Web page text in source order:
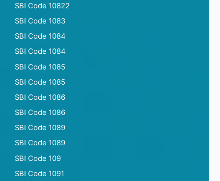
SBI Code 10822
SBI Code 1083
SBI Code 1084
SBI Code 1084
SBI Code 1085
SBI Code 1085
SBI Code 1086
SBI Code 1086
SBI Code 1089
SBI Code 1089
SBI Code 109
SBI Code 1091